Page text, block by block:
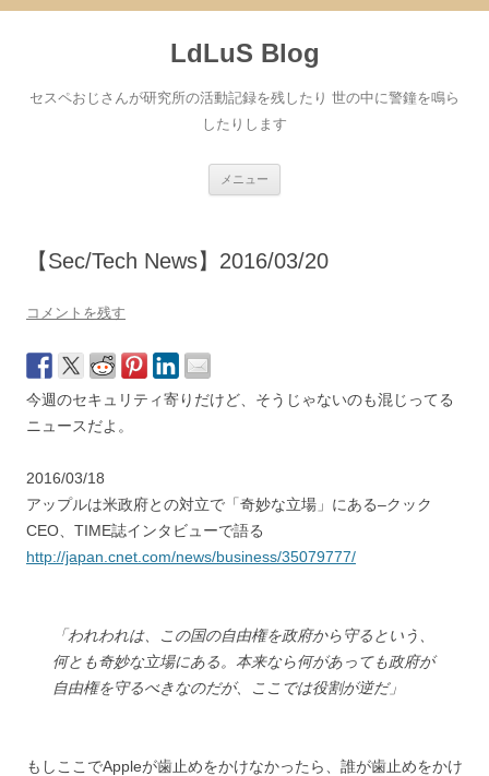
へ
ス
LdLuS Blog
セスペおじさんが研究所の活動記録を残したり 世の中に警鐘を鳴ら
したりします
メニュー
【Sec/Tech News】2016/03/20
コメントを残す
今週のセキュリティ寄りだけど、そうじゃないのも混じってる
ニュースだよ。
2016/03/18
アップルは米政府との対立で「奇妙な立場」にある–クック
CEO、TIME誌インタビューで語る
http://japan.cnet.com/news/business/35079777/
「われわれは、この国の自由権を政府から守るという、
何とも奇妙な立場にある。本来なら何があっても政府が
自由権を守るべきなのだが、ここでは役割が逆だ」
もしここでAppleが歯止めをかけなかったら、誰が歯止めをかけ